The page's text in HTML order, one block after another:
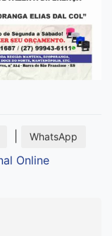
WhatsApp
Online